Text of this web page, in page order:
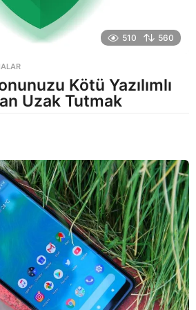
510 560
Kötü Yazılımlı
Uzak Tutmak